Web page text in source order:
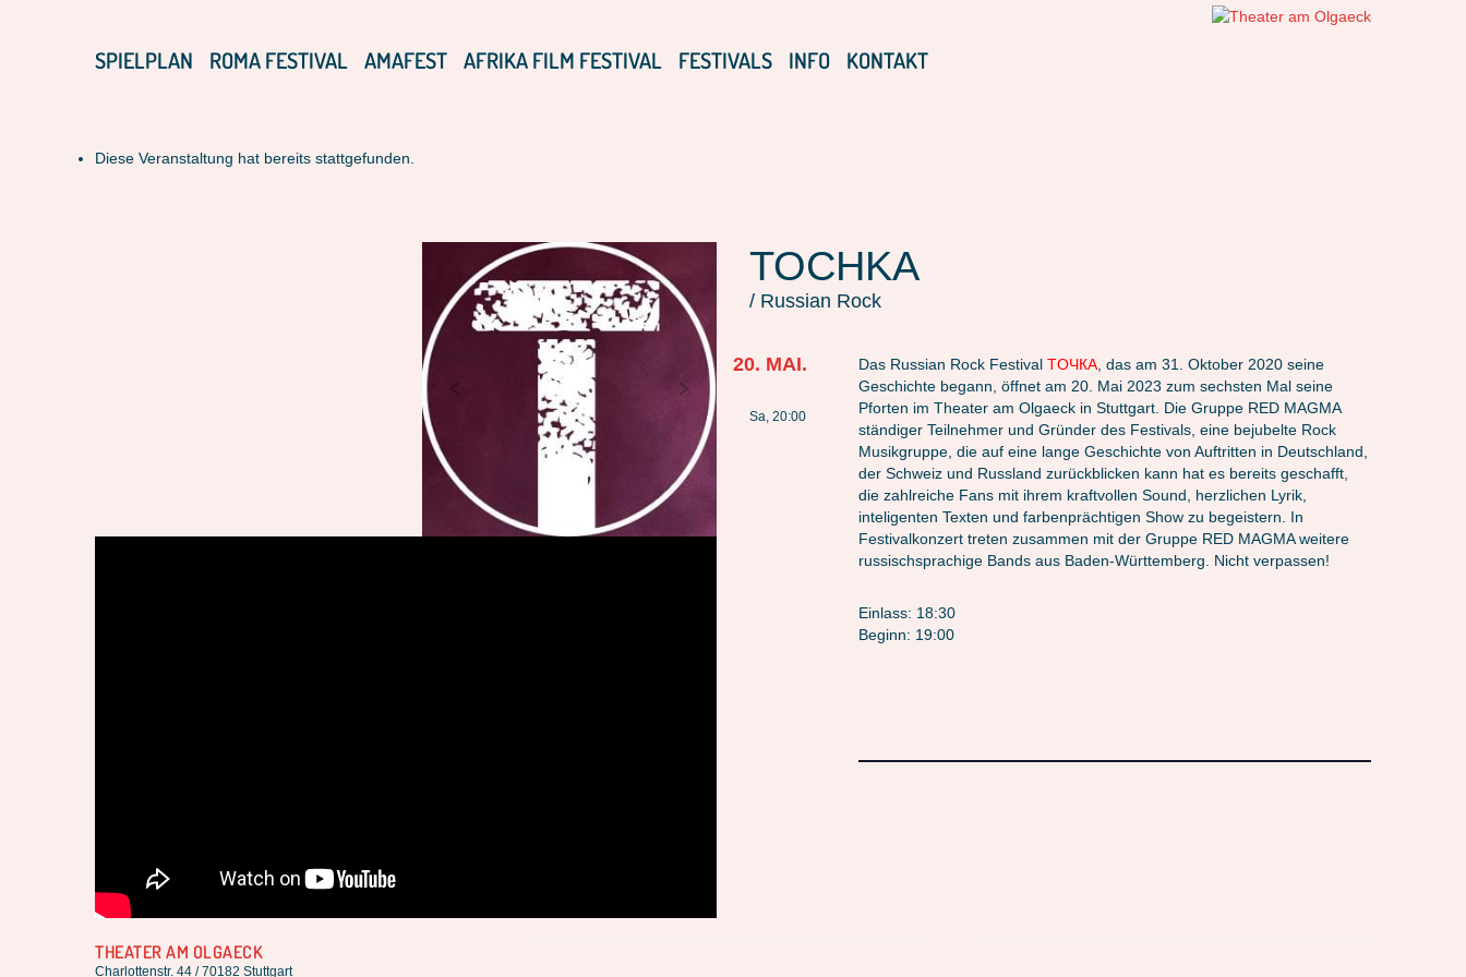
SPIELPLAN ROMA FESTIVAL AMAFEST AFRIKA FILM FESTIVAL FESTIVALS INFO KONTAKT
Diese Veranstaltung hat bereits stattgefunden.
TOCHKA
/ Russian Rock
20. MAI.
Sa, 20:00
Das Russian Rock Festival ТOЧКА , das am 31. Oktober 2020 seine
Geschichte begann, öffnet am 20. Mai 2023 zum sechsten Mal seine
Pforten im Theater am Olgaeck in Stuttgart. Die Gruppe RED MAGMA
ständiger Teilnehmer und Gründer des Festivals, eine bejubelte Rock
Musikgruppe, die auf eine lange Geschichte von Auftritten in Deutschland,
der Schweiz und Russland zurückblicken kann hat es bereits geschafft,
die zahlreiche Fans mit ihrem kraftvollen Sound, herzlichen Lyrik,
inteligenten Texten und farbenprächtigen Show zu begeistern. In
Festivalkonzert treten zusammen mit der Gruppe RED MAGMA weitere
russischsprachige Bands aus Baden-Württemberg. Nicht verpassen!
Einlass: 18:30
Beginn: 19:00
THEATER AM OLGAECK
Charlottenstr. 44 / 70182 Stuttgart